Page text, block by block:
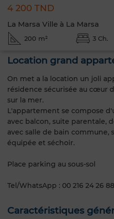
4 200 TND
La Marsa Ville à La Marsa
200 m² 3 Ch.
Location grand
On met a la location un joli
résidence sécurisée au cœur
sur la mer.
L'appartement se compose
avec balcon, suite parentale,
avec salle de bain commune,
équipée et séchoir.
Place parking au sous-sol
Tel/WhatsApp : 00 216 24 26
Caractéristiques